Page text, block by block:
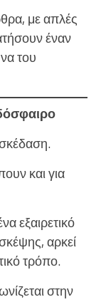
με απλές
έναν
του
και για
εξαιρετικό
αρκεί
τρόπο.
στην